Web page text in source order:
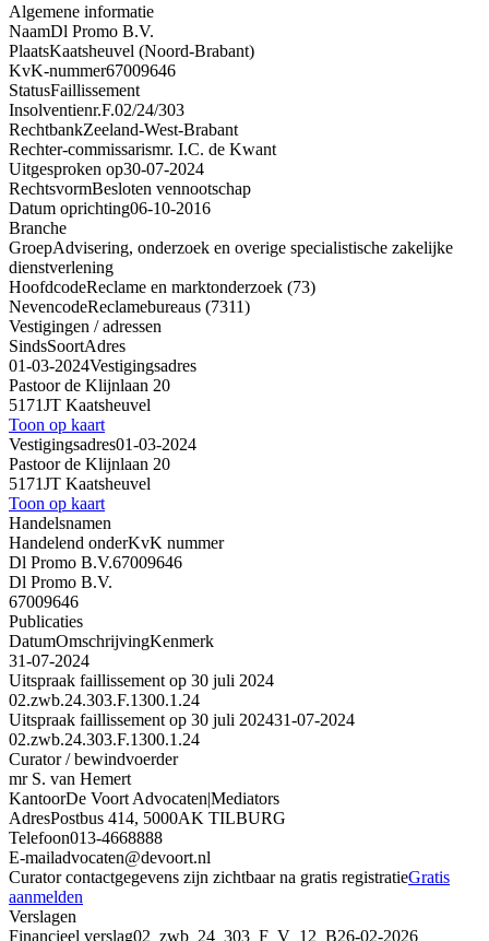
Algemene informatie
NaamDl Promo B.V.
PlaatsKaatsheuvel (Noord-Brabant)
KvK-nummer67009646
StatusFaillissement
Insolventienr.F.02/24/303
RechtbankZeeland-West-Brabant
Rechter-commissarismr. I.C. de Kwant
Uitgesproken op30-07-2024
RechtsvormBesloten vennootschap
Datum oprichting06-10-2016
Branche
GroepAdvisering, onderzoek en overige specialistische zakelijke
dienstverlening
HoofdcodeReclame en marktonderzoek (73)
NevencodeReclamebureaus (7311)
Vestigingen / adressen
SindsSoortAdres
01-03-2024Vestigingsadres
Pastoor de Klijnlaan 20
5171JT Kaatsheuvel
Toon op kaart
Vestigingsadres01-03-2024
Pastoor de Klijnlaan 20
5171JT Kaatsheuvel
Toon op kaart
Handelsnamen
Handelend onderKvK nummer
Dl Promo B.V.67009646
Dl Promo B.V.
67009646
Publicaties
DatumOmschrijvingKenmerk
31-07-2024
Uitspraak faillissement op 30 juli 2024
02.zwb.24.303.F.1300.1.24
Uitspraak faillissement op 30 juli 202431-07-2024
02.zwb.24.303.F.1300.1.24
Curator / bewindvoerder
mr S. van Hemert
KantoorDe Voort Advocaten|Mediators
AdresPostbus 414, 5000AK TILBURG
Telefoon013-4668888
E-mailadvocaten@devoort.nl
Curator contactgegevens zijn zichtbaar na gratis registratieGratis
aanmelden
Verslagen
Financieel verslag02_zwb_24_303_F_V_12_B26-02-2026